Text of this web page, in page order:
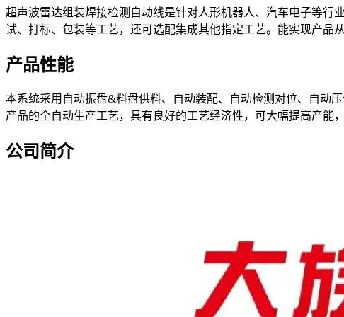
超声波雷达组装焊接检测自动线是针对人形机器人、汽车电子等行
试、打标、包装等工艺，还可选配集成其他指定工艺。能实现产品
产品性能
本系统采用自动振盘&料盘供料、自动装配、自动检测对位、自动
产品的全自动生产工艺，具有良好的工艺经济性，可大幅提高产能
公司简介